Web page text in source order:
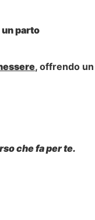
parto
, offrendo un
che fa per te.